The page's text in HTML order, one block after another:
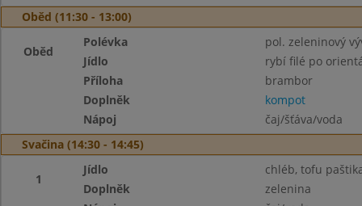
Oběd (11:30 - 13:00)
Oběd
Polévka
pol. zeleninový
Jídlo
rybí filé po
Příloha
brambor
Doplněk
kompot
Nápoj
čaj/šťáva/voda
Svačina (14:30 - 14:45)
1
Jídlo
chléb, tofu
Doplněk
zelenina